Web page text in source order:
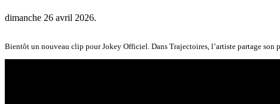
dimanche 26 avril 2026.
Bientôt un nouveau clip pour Jokey Officiel. Dans Trajectoires, l’artiste partage